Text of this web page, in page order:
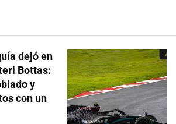
dejó en
Bottas:
y
con un